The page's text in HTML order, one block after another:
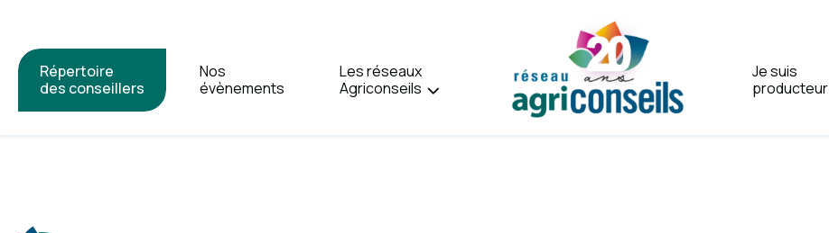
Répertoire
des conseillers
Nos
évènements
Les réseaux
Agriconseils
Je suis
producteur